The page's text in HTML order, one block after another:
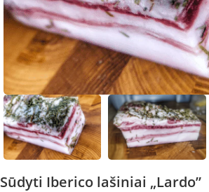
Sūdyti Iberico lašiniai „Lardo”